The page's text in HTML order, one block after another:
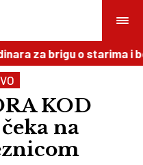
za brigu o starima i
KOD
na